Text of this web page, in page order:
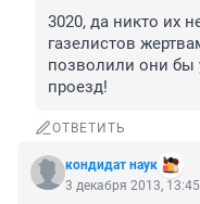
3020, да никто их
газелистов
позволили они бы
проезд!
ОТВЕТИТЬ
кондидат наук
3 декабря 2013, 13:45